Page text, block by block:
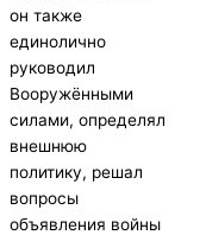
он также
единолично
руководил
Вооружёнными
силами, определял
внешнюю
политику, решал
вопросы
объявления войны